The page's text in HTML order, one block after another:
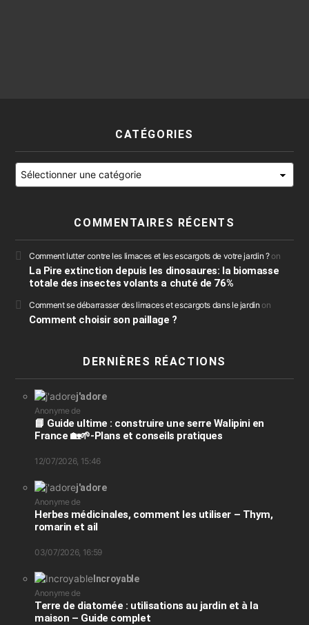
CATÉGORIES
Catégories
COMMENTAIRES RÉCENTS
Comment lutter contre les limaces et les escargots de votre jardin ?on
La Pire extinction depuis les dinosaures: la biomasse
totale des insectes volants a chuté de 76%
Comment se débarrasser des limaces et escargots dans le jardin on
Comment choisir son paillage ?
DERNIÈRES RÉACTIONS
j'adore
Anonyme de
📘 Guide ultime : construire une serre Walipini en
France 🏡🌱-Plans et conseils pratiques
12/07/2026, 15:46
j'adore
Anonyme de
Herbes médicinales, comment les utiliser – Thym,
romarin et ail
03/07/2026, 16:59
Incroyable
Anonyme de
Terre de diatomée : utilisations au jardin et à la
maison – Guide complet